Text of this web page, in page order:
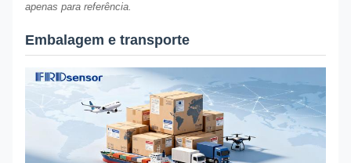
apenas para referência.
Embalagem e transporte